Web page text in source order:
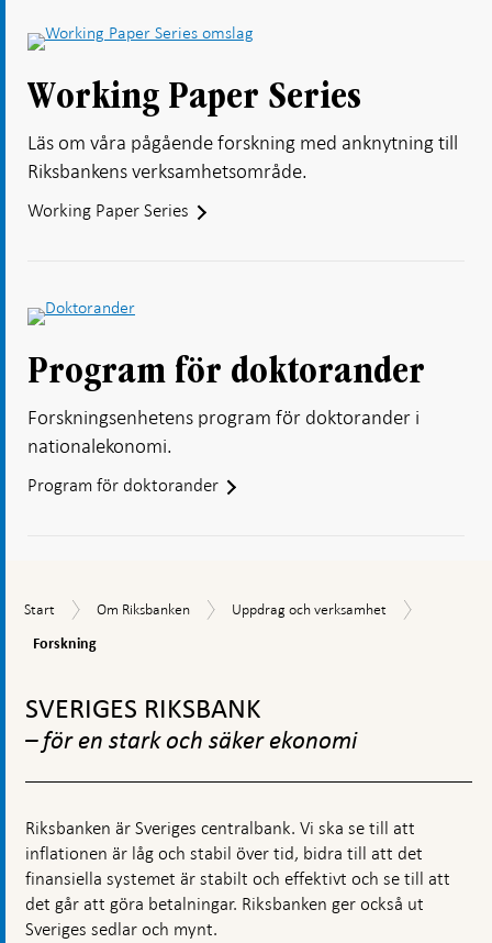
Working Paper Series
Läs om våra pågående forskning med anknytning till
Riksbankens verksamhetsområde.
Working Paper Series
Program för doktorander
Forskningsenhetens program för doktorander i
nationalekonomi.
Program för doktorander
Start
Start
Om
Om Riksbanken
Uppdrag
Uppdrag och verksamhet
Forskning
toppnavigation
SVERIGES RIKSBANK
– för en stark och säker ekonomi
Riksbanken är Sveriges centralbank. Vi ska se till att
inflationen är låg och stabil över tid, bidra till att det
finansiella systemet är stabilt och effektivt och se till att
det går att göra betalningar. Riksbanken ger också ut
Sveriges sedlar och mynt.